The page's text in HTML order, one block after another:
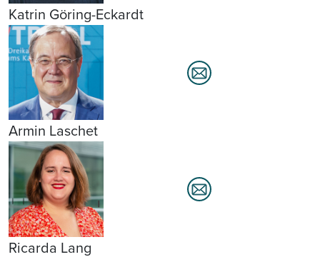
Katrin Göring-Eckardt
Armin Laschet
Ricarda Lang